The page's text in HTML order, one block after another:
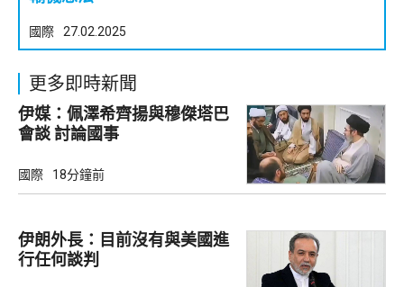
國際 27.02.2025
更多即時新聞
伊媒：佩澤希齊揚與穆傑塔巴
會談 討論國事
國際 18分鐘前
伊朗外長：目前沒有與美國進
行任何談判